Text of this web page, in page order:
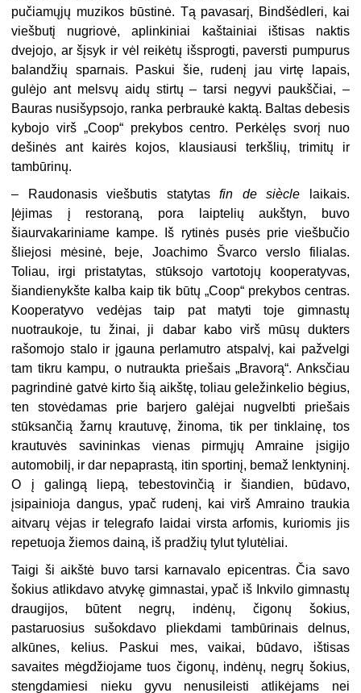
pučiamųjų muzikos būstinė. Tą pavasarį, Bindšėdleri, kai
viešbutį nugriovė, aplinkiniai kaštainiai ištisas naktis
dvejojo, ar šįsyk ir vėl reikėtų išsprogti, paversti pumpurus
balandžių sparnais. Paskui šie, rudenį jau virtę lapais,
gulėjo ant melsvų aidų stirtų – tarsi negyvi paukščiai, –
Bauras nusišypsojo, ranka perbraukė kaktą. Baltas debesis
kybojo virš „Coop“ prekybos centro. Perkėlęs svorį nuo
dešinės ant kairės kojos, klausiausi terkšlių, trimitų ir
tambūrinų.
– Raudonasis viešbutis statytasfin de siècle laikais.
Įėjimas į restoraną, pora laiptelių aukštyn, buvo
šiaurvakariniame kampe. Iš rytinės pusės prie viešbučio
šliejosi mėsinė, beje, Joachimo Švarco verslo filialas.
Toliau, irgi pristatytas, stūksojo vartotojų kooperatyvas,
šiandienykšte kalba kaip tik būtų „Coop“ prekybos centras.
Kooperatyvo vedėjas taip pat matyti toje gimnastų
nuotraukoje, tu žinai, ji dabar kabo virš mūsų dukters
rašomojo stalo ir įgauna perlamutro atspalvį, kai pažvelgi
tam tikru kampu, o nutraukta priešais „Bravorą“. Anksčiau
pagrindinė gatvė kirto šią aikštę, toliau geležinkelio bėgius,
ten stovėdamas prie barjero galėjai nugvelbti priešais
stūksančią žarnų krautuvę, žinoma, tik per tinklainę, tos
krautuvės savininkas vienas pirmųjų Amraine įsigijo
automobilį, ir dar nepaprastą, itin sportinį, bemaž lenktyninį.
O į galingą liepą, tebestovinčią ir šiandien, būdavo,
įsipainioja dangus, ypač rudenį, kai virš Amraino traukia
aitvarų vėjas ir telegrafo laidai virsta arfomis, kuriomis jis
repetuoja žiemos dainą, iš pradžių tylut tylutėliai.
Taigi ši aikštė buvo tarsi karnavalo epicentras. Čia savo
šokius atlikdavo atvykę gimnastai, ypač iš Inkvilo gimnastų
draugijos, būtent negrų, indėnų, čigonų šokius,
pastaruosius sušokdavo pliekdami tambūrinais delnus,
alkūnes, kelius. Paskui mes, vaikai, būdavo, ištisas
savaites mėgdžiojame tuos čigonų, indėnų, negrų šokius,
stengdamiesi nieku gyvu nenusileisti atlikėjams nei